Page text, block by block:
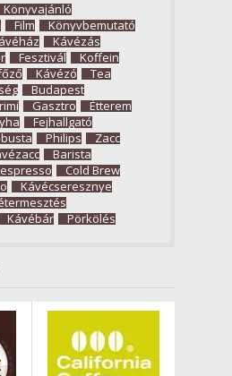
Könyvajánló
Film
Könyvbemutató
Kávézás
Fesztivál
Koffein
Kávézó
Tea
Budapest
Gasztro
Étterem
Fejhallgató
Philips
Zacc
Barista
Cold Brew
Kávécseresznye
Kávébár Pörkölés